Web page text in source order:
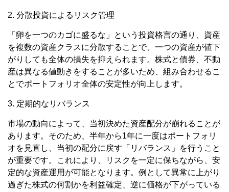
2. 分散投資によるリスク管理
「卵を一つのカゴに盛るな」という投資格言の通り、資産
を複数の資産クラスに分散することで、一つの資産が値下
がりしても全体の損失を抑えられます。株式と債券、不動
産は異なる値動きをすることが多いため、組み合わせるこ
とでポートフォリオ全体の安定性が向上します。
3. 定期的なリバランス
市場の動向によって、当初決めた資産配分が崩れることが
あります。そのため、半年から1年に一度はポートフォリ
オを見直し、当初の配分に戻す「リバランス」を行うこと
が重要です。これにより、リスクを一定に保ちながら、安
定的な資産運用が可能となります。例として異常に上がり
過ぎた株式の何割かを利益確定、逆に価格が下がっている